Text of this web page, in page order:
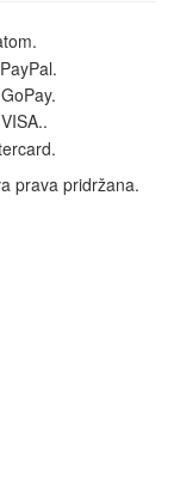
prava pridržana.